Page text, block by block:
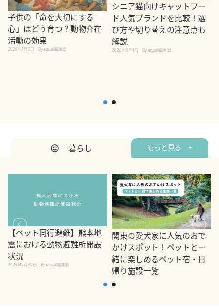
子供の「命を大切にする
心」はどう育つ？動物介在
活動の効果
2026年8月5日 By equall編集部
シニア猫向けキャットフー
ド人気ブランドを比較！選
び方や切り替えの注意点も
解説
2026年8月4日 By equall編集部
暮らし もっと見る +
【ペット同行避難】熊本地
震における動物避難所開設
状況
2026年7月30日 By equall編集部
関東の愛犬家に人気のおで
かけスポット！ペットと一
緒に楽しめるペット宿・日
帰り施設一覧